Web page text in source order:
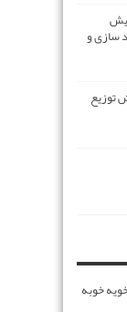
سازی و
توزیع
خوبه